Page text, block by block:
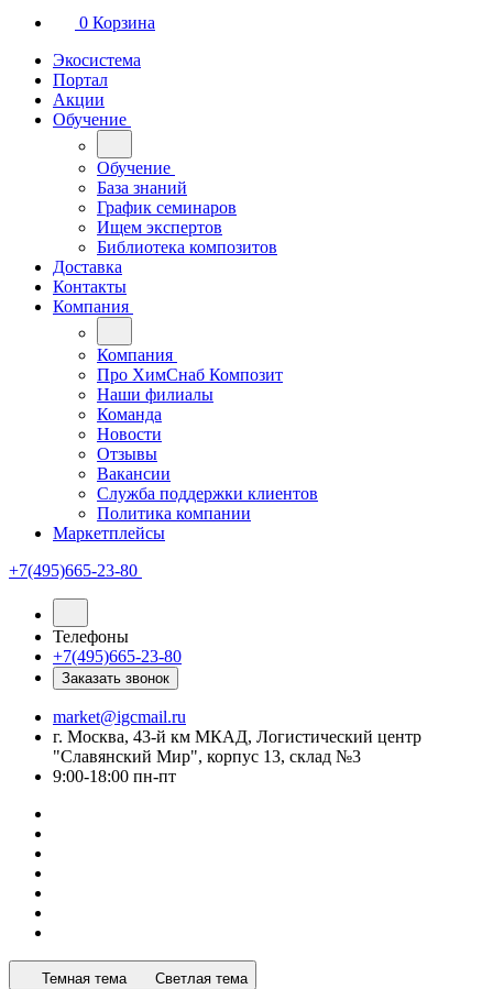
0 Корзина
Экосистема
Портал
Акции
Обучение
Обучение
База знаний
График семинаров
Ищем экспертов
Библиотека композитов
Доставка
Контакты
Компания
Компания
Про ХимСнаб Композит
Наши филиалы
Команда
Новости
Отзывы
Вакансии
Служба поддержки клиентов
Политика компании
Маркетплейсы
+7(495)665-23-80
Телефоны
+7(495)665-23-80
Заказать звонок
market@igcmail.ru
г. Москва, 43-й км МКАД, Логистический центр
"Славянский Мир", корпус 13, склад №3
9:00-18:00 пн-пт
Темная тема Светлая тема